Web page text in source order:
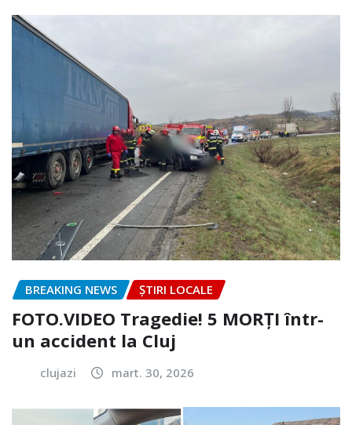
BREAKING NEWS ȘTIRI LOCALE
FOTO.VIDEO Tragedie! 5 MORȚI într-
un accident la Cluj
clujazi mart. 30, 2026